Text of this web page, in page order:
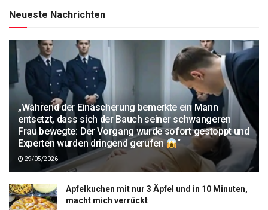
Neueste Nachrichten
„Während der Einäscherung bemerkte ein Mann
entsetzt, dass sich der Bauch seiner schwangeren
Frau bewegte: Der Vorgang wurde sofort gestoppt und
Experten wurden dringend gerufen
“
29/05/2026
Apfelkuchen mit nur 3 Äpfel und in 10 Minuten,
macht mich verrückt